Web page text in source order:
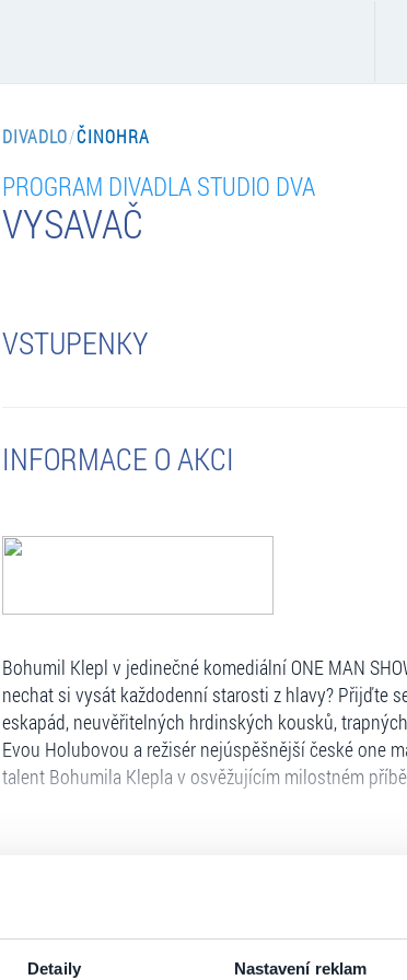
Detaily Nastavení reklam
DIVADLO/ČINOHRA
PROGRAM DIVADLA STUDIO DVA
VYSAVAČ
VSTUPENKY
INFORMACE O AKCI
Bohumil Klepl v jedinečné komediální ONE MAN
nechat si vysát každodenní starosti z hlavy? Přijďte
eskapád, neuvěřitelných hrdinských kousků,
Evou Holubovou a režisér nejúspěšnější české one
talent Bohumila Klepla v osvěžujícím milostném
Hlasatelka v supermarketu:Jana Krausová
Zprávy:Kristýna Badinková Nováková
Ticketportal je zárukou pravosti